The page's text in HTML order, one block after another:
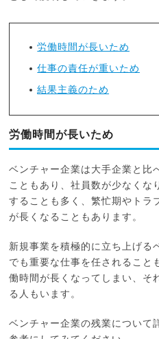
労働時間が長いため
仕事の責任が重いため
結果主義のため
労働時間が長いため
ベンチャー企業は大手企業と比
こともあり、社員数が少なくな
することも多く、繁忙期やトラ
が長くなることもあります。
新規事業を積極的に立ち上げる
でも重要な仕事を任されること
働時間が長くなってしまい、そ
る人もいます。
ベンチャー企業の残業について